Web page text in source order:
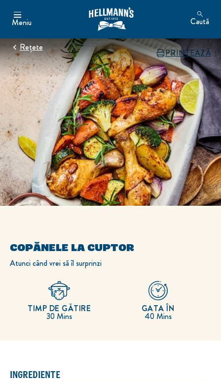
Meniu Caută
Rețete
COPĂNELE LA CUPTOR
Atunci când vrei să îl surprinzi
30 Mins
TIMP DE GĂTIRE
40 Mins
GATA ÎN
INGREDIENTE
PRINTEAZĂ